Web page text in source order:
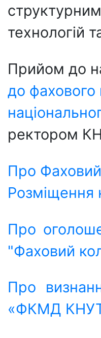
технологій
Прийом до
до фахового
ректором
Про
Розміщення
Про
"Фаховий
Про
«ФКМД